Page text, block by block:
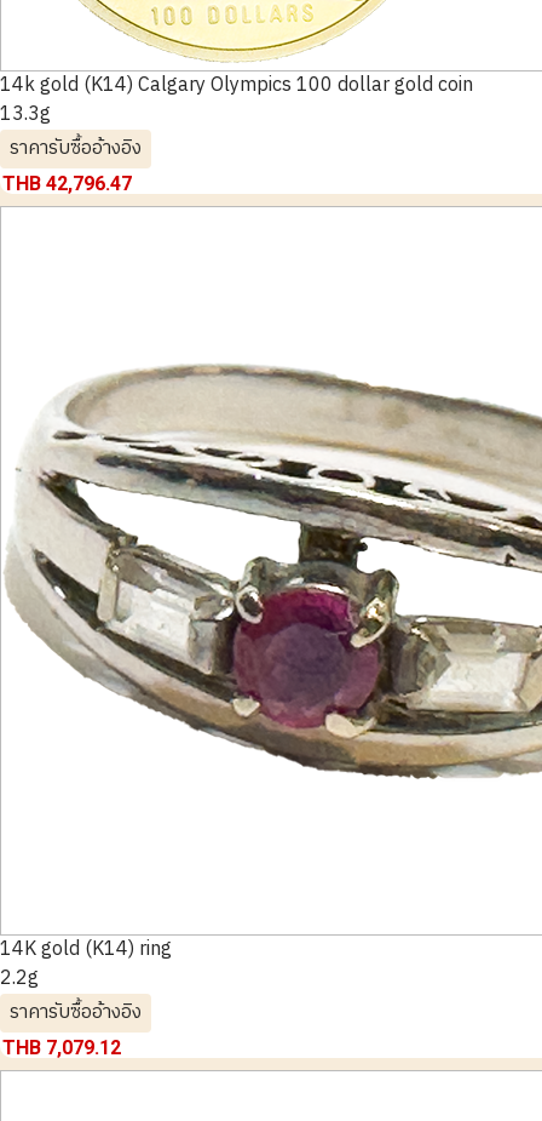
14k gold (K14) Calgary Olympics 100 dollar gold coin
13.3g
ราคารับซื้ออ้างอิง
THB 42,796.47
14K gold (K14) ring
2.2g
ราคารับซื้ออ้างอิง
THB 7,079.12